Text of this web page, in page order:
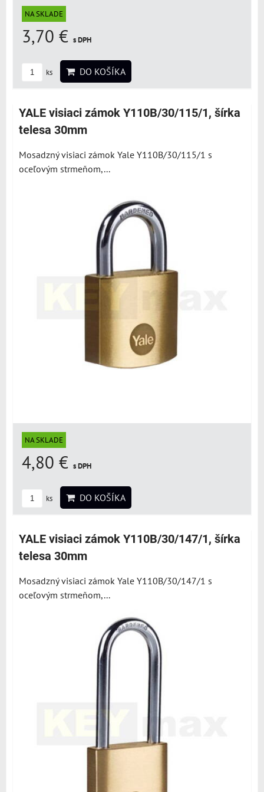
NA SKLADE
3,70 € s DPH
ks DO KOŠÍKA
YALE visiaci zámok Y110B/30/115/1, šírka
telesa 30mm
Mosadzný visiaci zámok Yale Y110B/30/115/1 s
oceľovým strmeňom,...
NA SKLADE
4,80 € s DPH
ks DO KOŠÍKA
YALE visiaci zámok Y110B/30/147/1, šírka
telesa 30mm
Mosadzný visiaci zámok Yale Y110B/30/147/1 s
oceľovým strmeňom,...